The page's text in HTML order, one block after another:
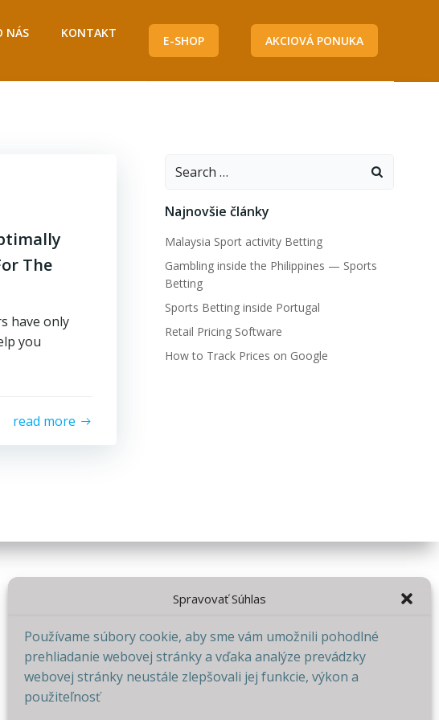
Spravovať Súhlas
Používame súbory cookie, aby sme vám umožnili pohodlné
prehliadanie webovej stránky a vďaka analýze prevádzky
webovej stránky neustále zlepšovali jej funkcie, výkon a
použiteľnosť
NÁS KONTAKT
E-SHOP AKCIOVÁ PONUKA
The
have only
you
read more
Search
Najnovšie články
Malaysia Sport activity Betting
Gambling inside the Philippines — Sports
Betting
Sports Betting inside Portugal
Retail Pricing Software
How to Track Prices on Google